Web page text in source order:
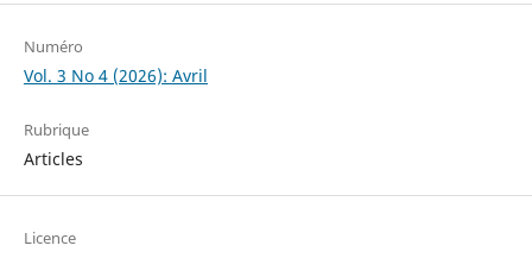
Numéro
Vol. 3 No 4 (2026): Avril
Rubrique
Articles
Licence